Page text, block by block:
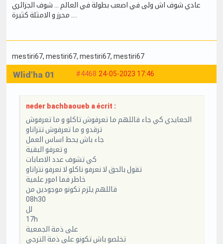
عادي شوف اش ولى في اصعب بطولة في العالم … شوف الجزائري
mestiri67, mestiri67, mestiri67, mestiri67
#4468 24-05-2023 17:46
Wlid'ha 01
neder bachbaoueb a écrit :
الجعايدي كي جاء قاللهم ما تعرفوش تاكلو و ما تعرفوش
ترقدو و ما تعرفوش تتراناو
جاء باش يحط اساس العمل
و تعرفو البقية
كي تشوف عدد الاصابات
تقول بالحق لا نعرفو ناكلو لا نعرفو نتراناو
خاطر فما امور علمية
قاللهم يلزم تكونو موجودين من
08h30
لل
17h
على ذمة الجمعية
تخلصو باش تكونو على ذمة الترجي